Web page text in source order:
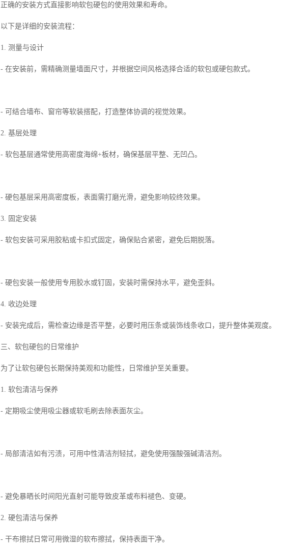
正确的安装方式直接影响软包硬包的使用效果和寿命。
以下是详细的安装流程：
1. 测量与设计
- 在安装前，需精确测量墙面尺寸，并根据空间风格选择合适的软包或硬包款式。
- 可结合墙布、窗帘等软装搭配，打造整体协调的视觉效果。
2. 基层处理
- 软包基层通常使用高密度海绵+板材，确保基层平整、无凹凸。
- 硬包基层采用高密度板，表面需打磨光滑，避免影响较终效果。
3. 固定安装
- 软包安装可采用胶粘或卡扣式固定，确保贴合紧密，避免后期脱落。
- 硬包安装一般使用专用胶水或钉固，安装时需保持水平，避免歪斜。
4. 收边处理
- 安装完成后，需检查边缘是否平整，必要时用压条或装饰线条收口，提升整体美观度。
三、软包硬包的日常维护
为了让软包硬包长期保持美观和功能性，日常维护至关重要。
1. 软包清洁与保养
- 定期吸尘使用吸尘器或软毛刷去除表面灰尘。
- 局部清洁如有污渍，可用中性清洁剂轻拭，避免使用强酸强碱清洁剂。
- 避免暴晒长时间阳光直射可能导致皮革或布料褪色、变硬。
2. 硬包清洁与保养
- 干布擦拭日常可用微湿的软布擦拭，保持表面干净。